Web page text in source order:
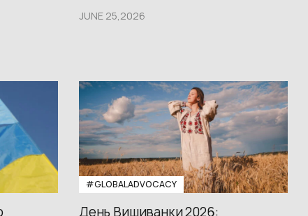
JUNE 25,2026
#GLOBALADVOCACY
День Вишиванки 2026: